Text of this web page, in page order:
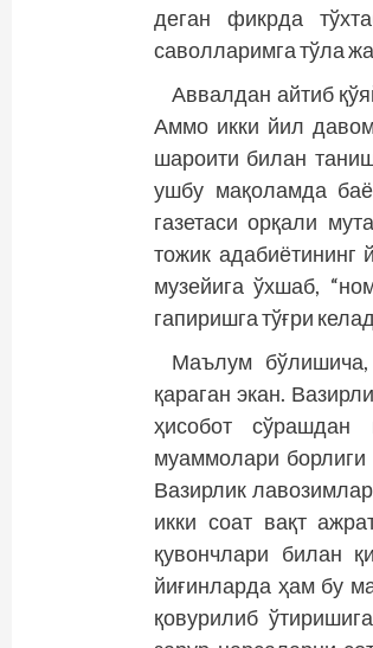
деган фикрда
саволларимга тўла
Аввалдан айтиб
Аммо икки йил
шароити билан
ушбу мақоламда
газетаси орқали
тожик адабиётининг
музейига ўхшаб,
гапиришга тўғри
Маълум бўлишича,
қараган экан.
ҳисобот сўрашдан
муаммолари
Вазирлик
икки соат вақт
қувончлари билан
йиғинларда ҳам бу
қовурилиб